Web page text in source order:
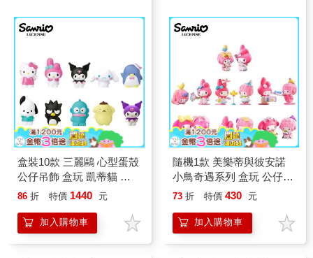
盒裝10款 三麗鷗 心型蛋殼
公仔吊飾 盒玩 凱蒂貓 美
樂蒂 酷洛米 大耳狗 山姆
86 折 特價 1440 元
加入購物車
隨機1款 美樂蒂與彼安諾
小鳥奇遇系列 盒玩 公仔
擺飾 美樂蒂 彼安諾 My
73 折 特價 430 元
加入購物車